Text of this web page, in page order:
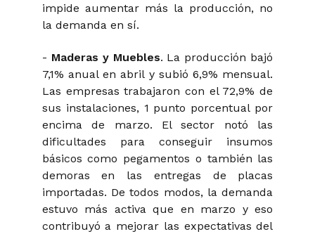
impide aumentar más la producción, no
la demanda en sí.
- Maderas y Muebles. La producción bajó
7,1% anual en abril y subió 6,9% mensual.
Las empresas trabajaron con el 72,9% de
sus instalaciones, 1 punto porcentual por
encima de marzo. El sector notó las
dificultades para conseguir insumos
básicos como pegamentos o también las
demoras en las entregas de placas
importadas. De todos modos, la demanda
estuvo más activa que en marzo y eso
contribuyó a mejorar las expectativas del